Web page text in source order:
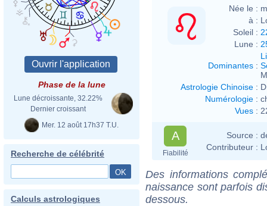
Phase de la lune
Lune décroissante, 32.22%
Dernier croissant
Mer. 12 août 17h37 T.U.
Recherche de célébrité
Calculs astrologiques
Née le :
à :
Soleil :
Lune :
Dominantes :
Astrologie Chinoise :
Numérologie :
Vues :
A
Fiabilité
Source :
Contributeur :
Des informations
naissance sont parfois
dessous.